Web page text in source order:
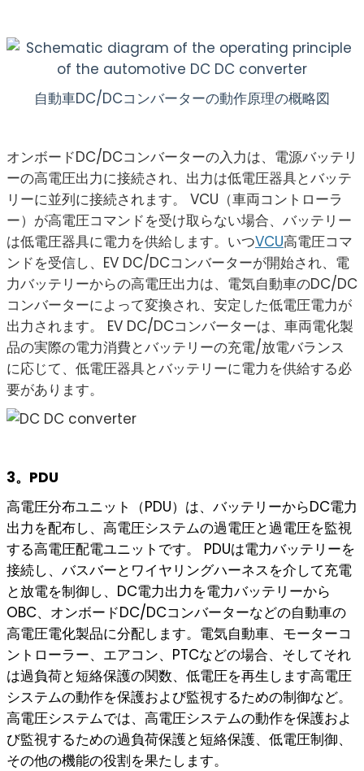
自動車DC/DCコンバーターの動作原理の概略図
オンボードDC/DCコンバーターの入力は、電源バッテリ
ーの高電圧出力に接続され、出力は低電圧器具とバッテ
リーに並列に接続されます。 VCU（車両コントローラ
ー）が高電圧コマンドを受け取らない場合、バッテリー
は低電圧器具に電力を供給します。いつVCU高電圧コマ
ンドを受信し、EV DC/DCコンバーターが開始され、電
力バッテリーからの高電圧出力は、電気自動車のDC/DC
コンバーターによって変換され、安定した低電圧電力が
出力されます。 EV DC/DCコンバーターは、車両電化製
品の実際の電力消費とバッテリーの充電/放電バランス
に応じて、低電圧器具とバッテリーに電力を供給する必
要があります。
3。PDU
高電圧分布ユニット（PDU）は、バッテリーからDC電力
出力を配布し、高電圧システムの過電圧と過電圧を監視
する高電圧配電ユニットです。 PDUは電力バッテリーを
接続し、バスバーとワイヤリングハーネスを介して充電
と放電を制御し、DC電力出力を電力バッテリーから
OBC、オンボードDC/DCコンバーターなどの自動車の
高電圧電化製品に分配します。電気自動車、モーターコ
ントローラー、エアコン、PTCなどの場合、そしてそれ
は過負荷と短絡保護の関数、低電圧を再生します高電圧
システムの動作を保護および監視するための制御など。
高電圧システムでは、高電圧システムの動作を保護およ
び監視するための過負荷保護と短絡保護、低電圧制御、
その他の機能の役割を果たします。